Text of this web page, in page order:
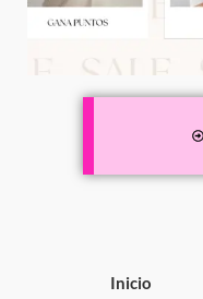
Inicio